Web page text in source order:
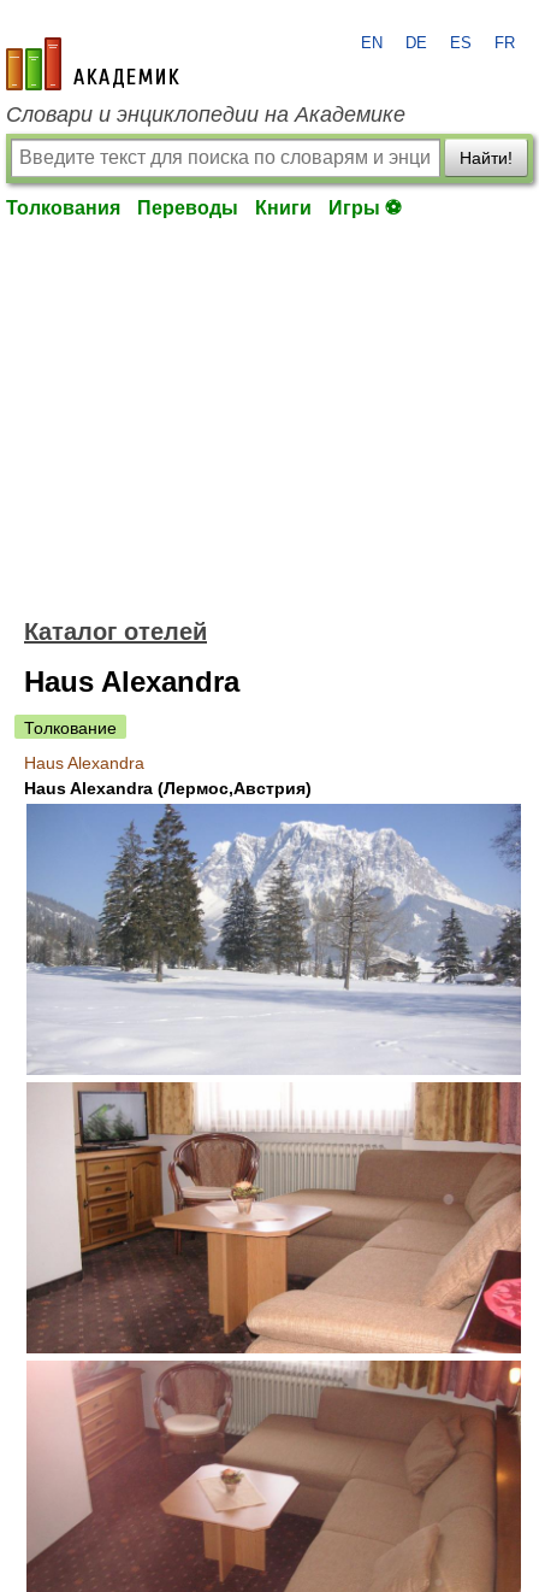
academic.ru
EN DE ES FR
Словари и энциклопедии на Академике
Найти!
Толкования Переводы Книги Игры ⚽
Каталог отелей
Haus Alexandra
Толкование
Haus Alexandra
Haus Alexandra (Лермос,Австрия)